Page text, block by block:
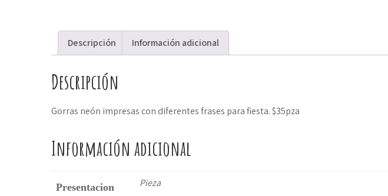
Descripción Información adicional
Descripción
Gorras neón impresas con diferentes frases para fiesta. $35pza
Información adicional
Presentacion Pieza